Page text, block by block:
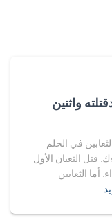
واثنين
في الحلم
قتل الثعبان الأول
أما الثعابين